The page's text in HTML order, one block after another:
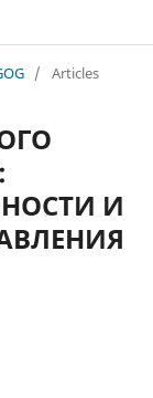
/ Articles
И